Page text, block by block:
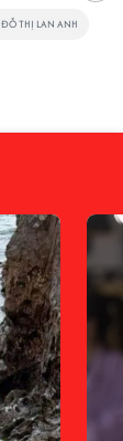
ĐỖ THỊ LAN ANH